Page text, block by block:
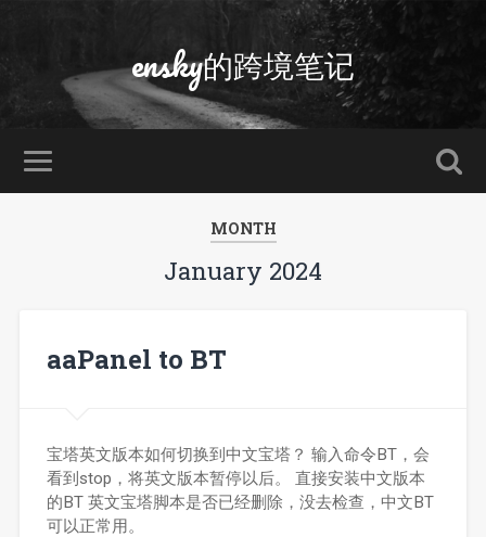
ensky的跨境笔记
MONTH
January 2024
aaPanel to BT
宝塔英文版本如何切换到中文宝塔？ 输入命令BT，会
看到stop，将英文版本暂停以后。 直接安装中文版本
的BT 英文宝塔脚本是否已经删除，没去检查，中文BT
可以正常用。